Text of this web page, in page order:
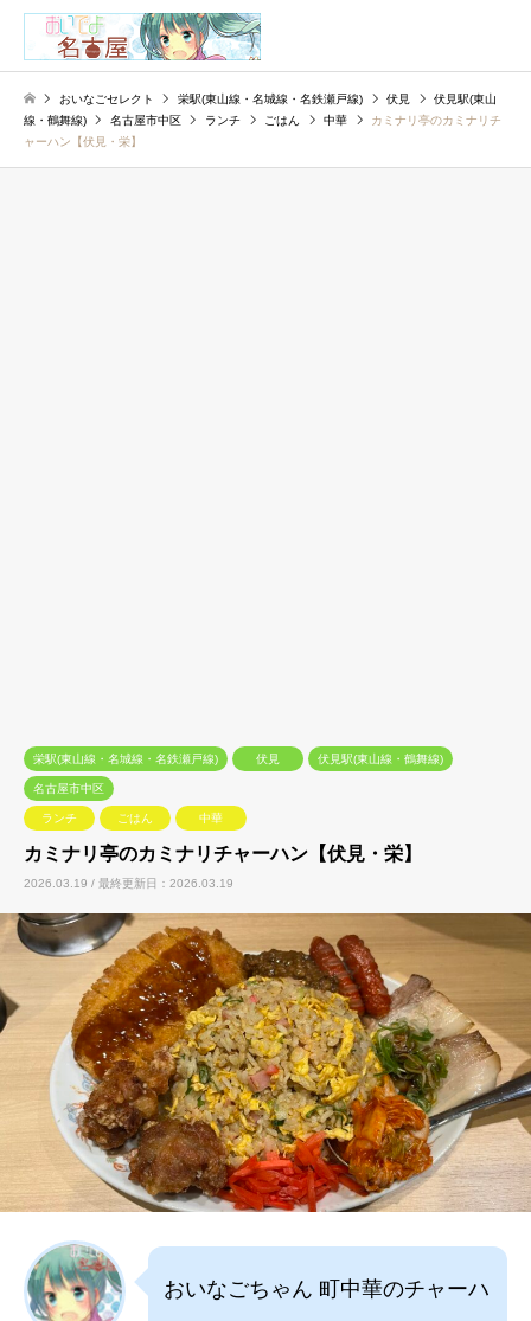
おいなごセレクト 栄駅(東山線・名城線・名鉄瀬戸線) 伏見
伏見駅(東山
線・鶴舞線)
名古屋市中区 ランチ ごはん 中華
カミナリ亭のカミナリチ
ャーハン【伏見・栄】
栄駅(東山線・名城線・名鉄瀬戸線) 伏見 伏見駅(東山線・鶴舞線)
名古屋市中区
ランチ ごはん 中華
カミナリ亭のカミナリチャーハン【伏見・栄】
2026.03.19 / 最終更新日：2026.03.19
おいなごちゃん 町中華のチャーハ